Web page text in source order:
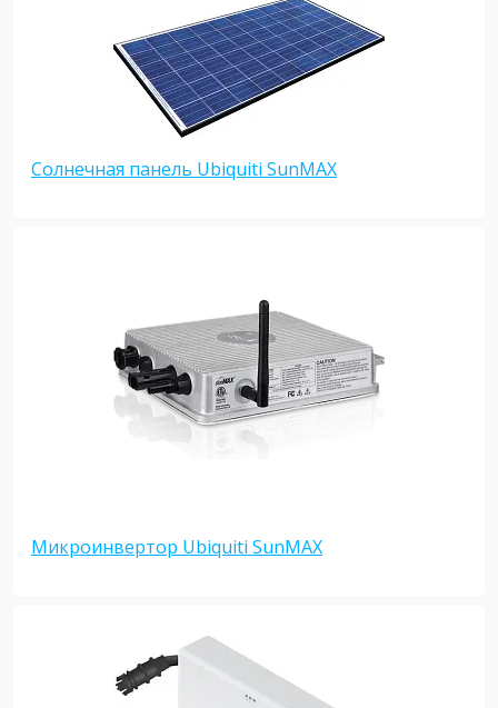
Солнечная панель Ubiquiti SunMAX
Микроинвертор Ubiquiti SunMAX